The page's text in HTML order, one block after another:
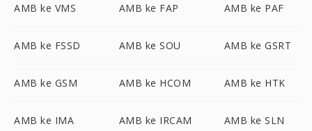
AMB ke VMS AMB ke FAP AMB ke PAF
AMB ke FSSD AMB ke SOU AMB ke GSRT
AMB ke GSM AMB ke HCOM AMB ke HTK
AMB ke IMA AMB ke IRCAM AMB ke SLN